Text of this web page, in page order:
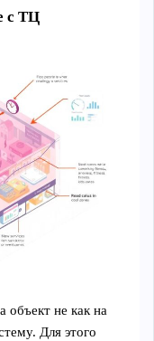
с ТЦ
объект не как на
Для этого